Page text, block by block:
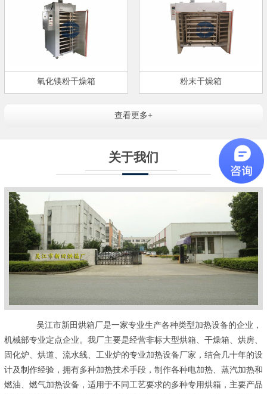
氧化镁粉干燥箱 粉末干燥箱
查看更多+
关于我们
吴江市新田烘箱厂是一家专业生产各种类型加热设备的企业，
机械部专业定点企业。我厂主要是经营非标大型烘箱、干燥箱、烘房、
固化炉、烘道、流水线、工业炉的专业加热设备厂家，结合几十年的设
计及制作经验，拥有多种加热技术手段，制作各种电加热、蒸汽加热和
燃油、燃气加热设备，适用于不同工艺要求的多种专用烘箱，主要产品